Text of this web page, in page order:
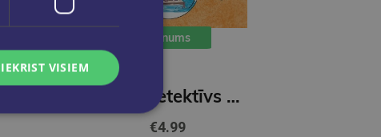
Jaunums
Lielais detektīvs 4/2026
€4.99
VISIEM